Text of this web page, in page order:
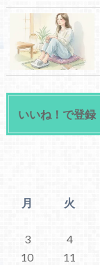
いいね！で登録
月
火
3
4
10
11